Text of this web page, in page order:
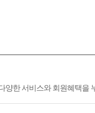
양한 서비스와 회원혜택을